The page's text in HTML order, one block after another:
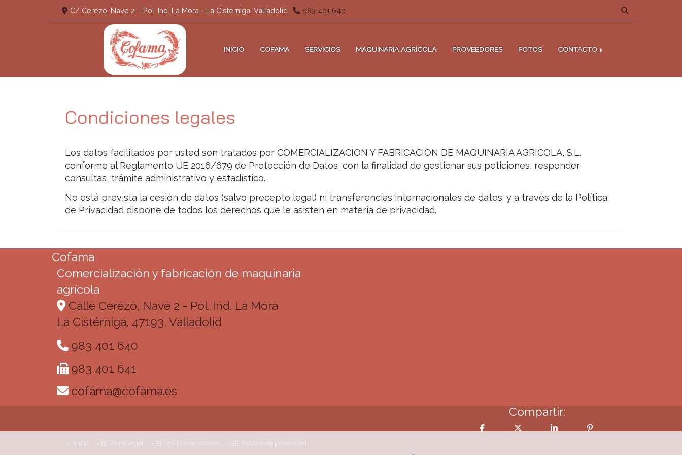
C/ Cerezo, Nave 2 – Pol. Ind. La Mora - La Cistérniga, Valladolid 983 401 640
INICIO COFAMA SERVICIOS MAQUINARIA AGRÍCOLA PROVEEDORES FOTOS CONTACTO
Condiciones legales
Los datos facilitados por usted son tratados por COMERCIALIZACION Y FABRICACION DE MAQUINARIA AGRICOLA, S.L.
conforme al Reglamento UE 2016/679 de Protección de Datos, con la finalidad de gestionar sus peticiones, responder
consultas, trámite administrativo y estadístico.
No está prevista la cesión de datos (salvo precepto legal) ni transferencias internacionales de datos; y a través de la Política
de Privacidad dispone de todos los derechos que le asisten en materia de privacidad.
Cofama
Comercialización y fabricación de maquinaria
agrícola
Calle Cerezo, Nave 2 - Pol. Ind. La Mora
La Cistérniga, 47193, Valladolid
983 401 640
983 401 641
cofama
cofama.es
Inicio Aviso legal Política de cookies Política de privacidad
Compartir: